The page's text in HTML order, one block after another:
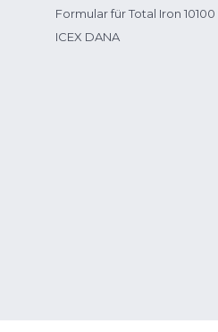
Formular für Total Iron 10100
ICEX DANA